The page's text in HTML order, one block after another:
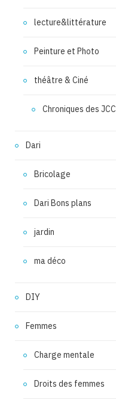
lecture&littérature
Peinture et Photo
théâtre & Ciné
Chroniques des JCC
Dari
Bricolage
Dari Bons plans
jardin
ma déco
DIY
Femmes
Charge mentale
Droits des femmes